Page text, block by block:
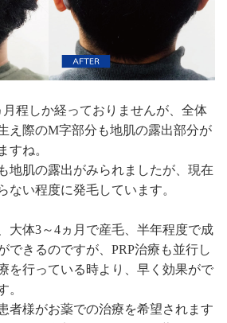
月程しか経っておりませんが、全体
え際のM字部分も地肌の露出部分が
すね。
地肌の露出がみられましたが、現在
ない程度に発毛しています。
大体3～4ヵ月で産毛、半年程度で成
できるのですが、PRP治療も並行し
を行っている時より、早く効果がで
。
者様がお薬での治療を希望されます